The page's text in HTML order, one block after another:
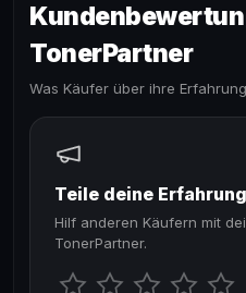
TonerPartner
Was Käufer über ihre
Teile deine
Hilf anderen Käufern mit
TonerPartner.